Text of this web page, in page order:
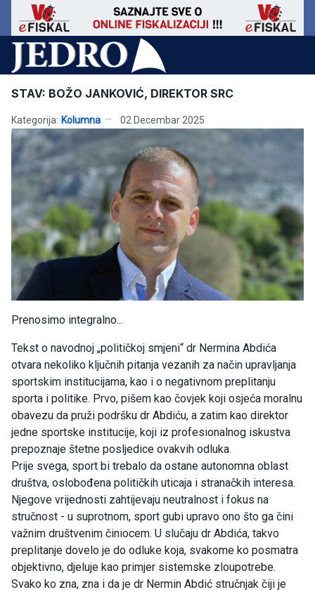
STAV: BOŽO JANKOVIĆ, DIREKTOR SRC
Kategorija: Kolumna 02 Decembar 2025
Prenosimo integralno...
Tekst o navodnoj „političkoj smjeni“ dr Nermina Abdića
otvara nekoliko ključnih pitanja vezanih za način upravljanja
sportskim institucijama, kao i o negativnom preplitanju
sporta i politike. Prvo, pišem kao čovjek koji osjeća moralnu
obavezu da pruži podršku dr Abdiću, a zatim kao direktor
jedne sportske institucije, koji iz profesionalnog iskustva
prepoznaje štetne posljedice ovakvih odluka.
Prije svega, sport bi trebalo da ostane autonomna oblast
društva, oslobođena političkih uticaja i stranačkih interesa.
Njegove vrijednosti zahtijevaju neutralnost i fokus na
stručnost - u suprotnom, sport gubi upravo ono što ga čini
važnim društvenim činiocem. U slučaju dr Abdića, takvo
preplitanje dovelo je do odluke koja, svakome ko posmatra
objektivno, djeluje kao primjer sistemske zloupotrebe.
Svako ko zna, zna i da je dr Nermin Abdić stručnjak čiji je